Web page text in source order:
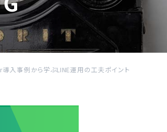
導入事例から学ぶLINE運用の工夫ポイント